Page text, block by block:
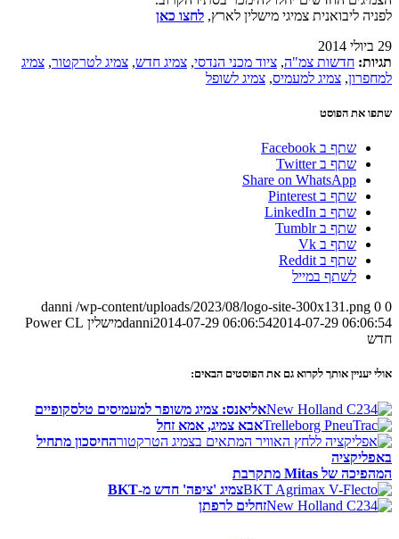
לפניה ליבואנית צמיגי מישלין לארץ, לחצו כאן
29 ביולי 2014
תגיות: חדשות צמ"ה, ציוד מכני הנדסי, צמיג חדש, צמיג לטרקטור, צמיג
למחפרון, צמיג למעמיס, צמיג לשופל
שתפו את הפוסט
שתף ב Facebook
שתף ב Twitter
Share on WhatsApp
שתף ב Pinterest
שתף ב LinkedIn
שתף ב Tumblr
שתף ב Vk
שתף ב Reddit
לשתף במייל
0
0
danni /wp-content/uploads/2023/08/logo-site-300x131.png
danni2014-07-29 06:06:542014-07-29 06:06:54
מישלין Power CL
חדש
אולי יעניין אותך לקרוא גם את הפוסטים הבאים:
אליאנס: צמיג משופר למעמיסים טלסקופיים
אבא צמיג, אמא זחל
החיסכון מתחיל
באפליקציה
המהפיכה של Mitas מתקרבת
צמיג 'ציפה' חדש מ-BKT
זחלים לרפתן